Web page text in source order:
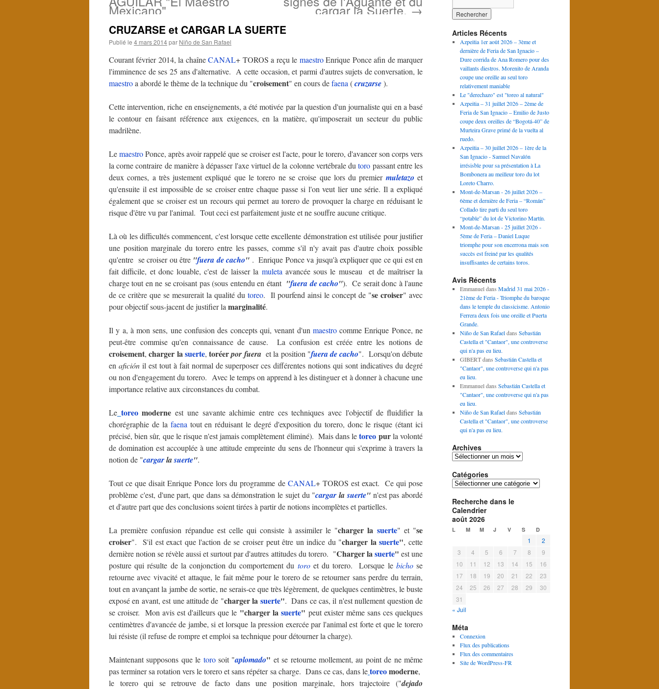
Mexicano" cargar la Suerte.→
CRUZARSE et CARGAR LA SUERTE
Publié le 4 mars 2014par Niño de San Rafael
Courant février 2014, la chaîneCANAL+ TOROS a reçu le maestroEnrique Ponce afin de marquer
l'imminence de ses 25 ans d'alternative. A cette occasion, et parmi d'autres sujets de conversation, le
maestroa abordé le thème de la technique du "croisement" en cours defaena (cruzarse).
Cette intervention, riche en enseignements, a été motivée par la question d'un journaliste qui en a basé
le contour en faisant référence aux exigences, en la matière, qu'imposerait un secteur du public
madrilène.
LemaestroPonce, après avoir rappelé que se croiser est l'acte, pour le torero, d'avancer son corps vers
la corne contraire de manière à dépasser l'axe virtuel de la colonne vertébrale dutoro passant entre les
deux cornes, a très justement expliqué que le torero ne se croise que lors du premier muletazo et
qu'ensuite il est impossible de se croiser entre chaque passe si l'on veut lier une série. Il a expliqué
également que se croiser est un recours qui permet au torero de provoquer la charge en réduisant le
risque d'être vu par l'animal. Tout ceci est parfaitement juste et ne souffre aucune critique.
Là où les difficultés commencent, c'est lorsque cette excellente démonstration est utilisée pour justifier
une position marginale du torero entre les passes, comme s'il n'y avait pas d'autre choix possible
qu'entre se croiser ou être "fuera de cacho" . Enrique Ponce va jusqu'à expliquer que ce qui est en
fait difficile, et donc louable, c'est de laisser la muleta avancée sous le museau et de maîtriser la
charge tout en ne se croisant pas (sous entendu en étant "fuera de cacho"). Ce serait donc à l'aune
de ce critère que se mesurerait la qualité du toreo. Il pourfend ainsi le concept de "se croiser" avec
pour objectif sous-jacent de justifier la marginalité.
Il y a, à mon sens, une confusion des concepts qui, venant d'un maestrocomme Enrique Ponce, ne
peut-être commise qu'en connaissance de cause. La confusion est créée entre les notions de
croisement,charger lasuerte, toréerpor fueraet la position "fuera de cacho". Lorsqu'on débute
en aficiónil est tout à fait normal de superposer ces différentes notions qui sont indicatives du degré
ou non d'engagement du torero. Avec le temps on apprend à les distinguer et à donner à chacune une
importance relative aux circonstances du combat.
Le toreomoderne est une savante alchimie entre ces techniques avec l'objectif de fluidifier la
chorégraphie de la faena tout en réduisant le degré d'exposition du torero, donc le risque (étant ici
précisé, bien sûr, que le risque n'est jamais complètement éliminé). Mais dans le toreo purla volonté
de domination est accouplée à une attitude empreinte du sens de l'honneur qui s'exprime à travers la
notion de "cargarlasuerte".
Tout ce que disait Enrique Ponce lors du programme de CANAL+ TOROS est exact. Ce qui pose
problème c'est, d'une part, que dans sa démonstration le sujet du "cargar lasuerte"n'est pas abordé
et d'autre part que des conclusions soient tirées à partir de notions incomplètes et partielles.
La première confusion répandue est celle qui consiste à assimiler le "charger la suerte" et "se
croiser". S'il est exact que l'action de se croiser peut être un indice du "charger lasuerte", cette
dernière notion se révèle aussi et surtout par d'autres attitudes du torero. "Charger lasuerte" est une
posture qui résulte de la conjonction du comportement du toroet du torero. Lorsque le bichose
retourne avec vivacité et attaque, le fait même pour le torero de se retourner sans perdre du terrain,
tout en avançant la jambe de sortie, ne serais-ce que très légèrement, de quelques centimètres, le buste
exposé en avant, est une attitude de "charger la suerte". Dans ce cas, il n'est nullement question de
se croiser. Mon avis est d'ailleurs que le "charger la suerte" peut exister même sans ces quelques
centimètres d'avancée de jambe, si et lorsque la pression exercée par l'animal est forte et que le torero
lui résiste (il refuse de rompre et emploi sa technique pour détourner la charge).
Maintenant supposons que le torosoit "aplomado" et se retourne mollement, au point de ne même
pas terminer sa rotation vers le torero et sans répéter sa charge. Dans ce cas, dans letoreomoderne,
le torero qui se retrouve de facto dans une position marginale, hors trajectoire ("dejado
Articles Récents
Azpeitia 1er août 2026 – 3ème et
dernière de Feria de San Ignacio –
Dure corrida de Ana Romero pour des
vaillants diestros. Morenito de Aranda
coupe une oreille au seul toro
relativement maniable
Le "derechazo" est "toreo al natural"
Azpeitia – 31 juillet 2026 – 2ème de
Feria de San Ignacio – Emilio de Justo
coupe deux oreilles de “Bogotá-40” de
Murteira Grave primé de la vuelta al
ruedo.
Azpeitia – 30 juillet 2026 – 1ère de la
San Ignacio - Samuel Navalón
irrésisble pour sa présentation à La
Bombonera au meilleur toro du lot
Loreto Charro.
Mont-de-Marsan - 26 juillet 2026 –
6ème et dernière de Feria – “Román”
Collado tire parti du seul toro
“potable” du lot de Victorino Martín.
Mont-de-Marsan - 25 juillet 2026 -
5ème de Feria – Daniel Luque
triomphe pour son encerrona mais son
succès est freiné par les qualités
insuffisantes de certains toros.
Avis Récents
Emmanueldans Madrid 31 mai 2026 -
21ème de Feria - Triomphe du baroque
dans le temple du classicisme. Antonio
Ferrera deux fois une oreille et Puerta
Grande.
Niño de San Rafaeldans Sebastián
Castella et "Cantaor", une controverse
qui n'a pas eu lieu.
GIBERTdans Sebastián Castella et
"Cantaor", une controverse qui n'a pas
eu lieu.
Emmanueldans Sebastián Castella et
"Cantaor", une controverse qui n'a pas
eu lieu.
Niño de San Rafaeldans Sebastián
Castella et "Cantaor", une controverse
qui n'a pas eu lieu.
Archives
Archives
Catégories
Catégories
Recherche dans le
Calendrier
août 2026
L M M J V S D
1
2
3
4 5 6 7 8
9
10
11 12 13 14 15
16
17
18 19 20 21 22
23
24
25 26 27 28 29
30
31
« Juil
Méta
Connexion
Flux des publications
Flux des commentaires
Site de WordPress-FR